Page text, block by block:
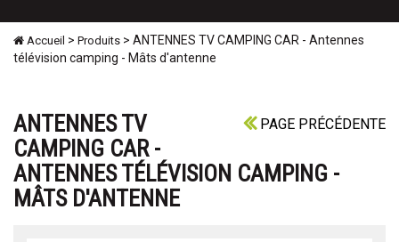
Accueil > Produits > ANTENNES TV CAMPING CAR - Antennes
télévision camping - Mâts d'antenne
PAGE PRÉCÉDENTE
ANTENNES TV
CAMPING CAR -
ANTENNES TÉLÉVISION CAMPING -
MÂTS D'ANTENNE